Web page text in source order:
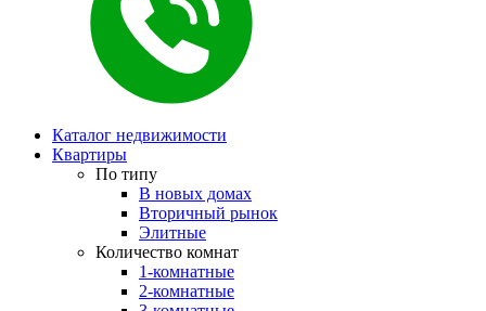
Каталог недвижимости
Квартиры
По типу
В новых домах
Вторичный рынок
Элитные
Количество комнат
1-комнатные
2-комнатные